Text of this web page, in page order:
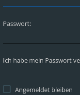
Passwort:
Ich habe mein Passwort
Angemeldet bleiben